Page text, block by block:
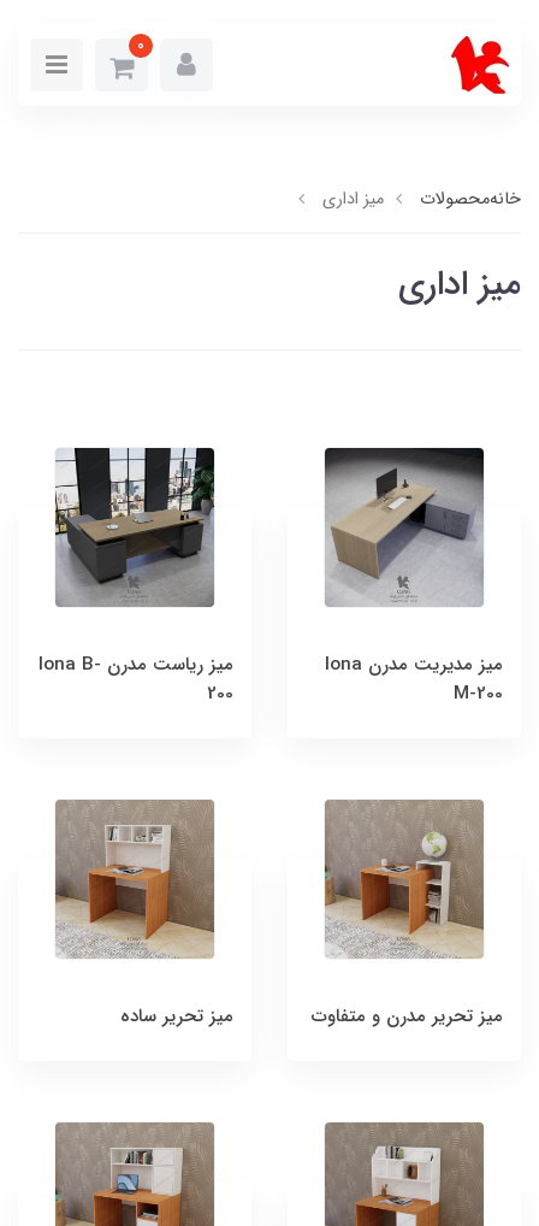
0
خانهمحصولات میز اداری
میز اداری
میز مدیریت مدرن lona
M-200
میز ریاست مدرن lona B-
200
میز تحریر مدرن و متفاوت میز تحریر ساده